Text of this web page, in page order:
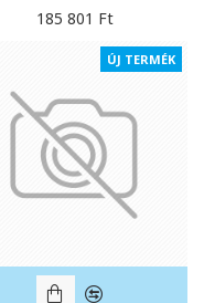
185 801 Ft
ÚJ TERMÉK